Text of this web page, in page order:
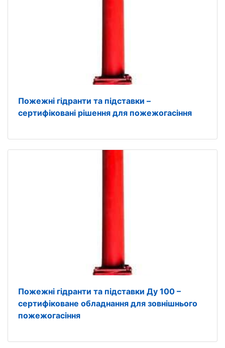
Пожежні гідранти та підставки –
сертифіковані рішення для пожежогасіння
Пожежні гідранти та підставки Ду 100 –
сертифіковане обладнання для зовнішнього
пожежогасіння